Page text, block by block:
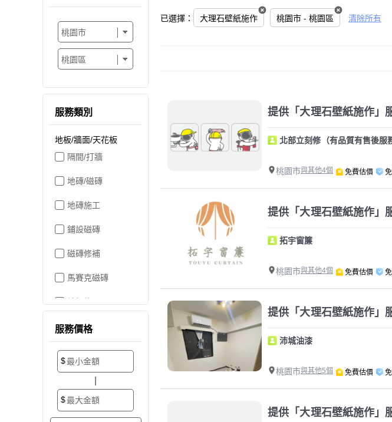
已選擇： 大理石壁紙施作 桃園市 - 桃園區 清除所有
服務類別
地板/牆面/天花板
隔間/打牆
地磚/磁磚
地磚施工
鋪設磁磚
磁磚修補
馬賽克磁磚
地板維修
地板拋光打蠟
地板防滑施工
塑膠地板工程
服務價格
$
$
提供「大理石壁紙施作」
北部立刻修（有品質有售後服
桃園市與其他4個 免費估價
提供「大理石壁紙施作」
拓宇窗簾
桃園市與其他4個 免費估價
提供「大理石壁紙施作」
沛城油漆
桃園市與其他5個 免費估價
提供「大理石壁紙施作」